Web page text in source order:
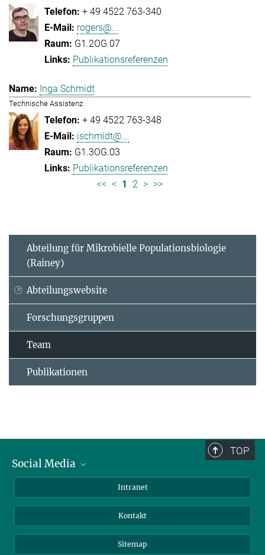
+ 49 4522 763-340
rogers@...
G1.2OG.07
Publikationsreferenzen
Inga Schmidt
Technische Assistenz
+ 49 4522 763-348
ischmidt@...
G1.3OG.03
Publikationsreferenzen
<< < 1 2 > >>
Abteilung für Mikrobielle Populationsbiologie
(Rainey)
Abteilungswebsite
Forschungsgruppen
Team
Publikationen
TOP
Social Media
LinkedIn
Intranet
Kontakt
Sitemap